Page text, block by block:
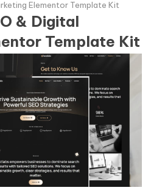
Elementor Template Kit
& Digital
Template Kit